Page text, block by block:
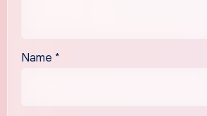
Name *